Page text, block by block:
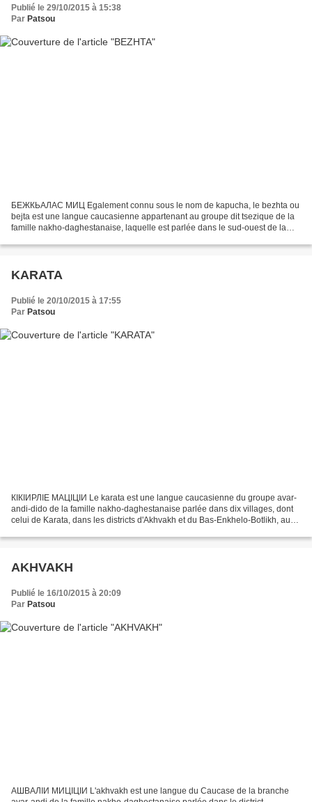
Publié le 29/10/2015 à 15:38
Par Patsou
БЕЖКЬАЛАС МИЦ Egalement connu sous le nom de kapucha, le bezhta ou
bejta est une langue caucasienne appartenant au groupe dit tsezique de la
famille nakho-daghestanaise, laquelle est parlée dans le sud-ouest de la
KARATA
Publié le 20/10/2015 à 17:55
Par Patsou
КӀКӀИРЛӀЕ МАЦӀЦӀИ Le karata est une langue caucasienne du groupe avar-
andi-dido de la famille nakho-daghestanaise parlée dans dix villages, dont
celui de Karata, dans les districts d'Akhvakh et du Bas-Enkhelo-Botlikh, au
AKHVAKH
Publié le 16/10/2015 à 20:09
Par Patsou
АШВАЛӀИ МИЦӀЦӀИ L'akhvakh est une langue du Caucase de la branche